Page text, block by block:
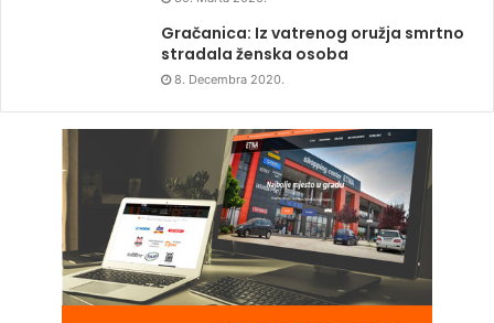
Gračanica: Iz vatrenog oružja smrtno
stradala ženska osoba
8. Decembra 2020.